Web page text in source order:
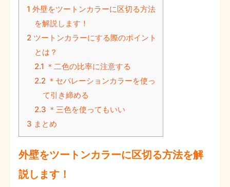
1 外壁をツートンカラーに区切る方法
を解説します！
2 ツートンカラーにする際のポイント
とは？
2.1 ＊二色の比率に注意する
2.2 ＊セパレーションカラーを使っ
て引き締める
2.3 ＊三色を使ってもいい
3 まとめ
外壁をツートンカラーに区切る方法を解
説します！